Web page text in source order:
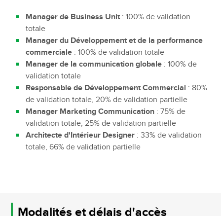
Manager de Business Unit : 100% de validation
totale
Manager du Développement et de la performance
commerciale : 100% de validation totale
Manager de la communication globale : 100% de
validation totale
Responsable de Développement Commercial : 80%
de validation totale, 20% de validation partielle
Manager Marketing Communication : 75% de
validation totale, 25% de validation partielle
Architecte d'Intérieur Designer : 33% de validation
totale, 66% de validation partielle
Modalités et délais d'accès